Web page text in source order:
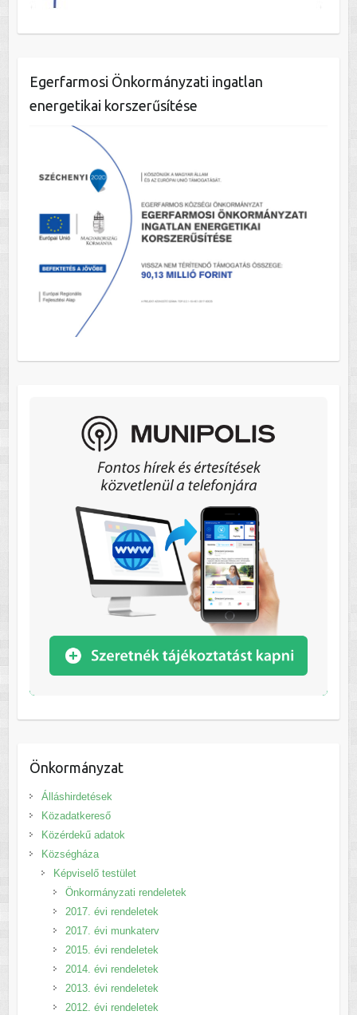
Egerfarmosi Önkormányzati ingatlan
energetikai korszerűsítése
Önkormányzat
Álláshirdetések
Közadatkereső
Közérdekű adatok
Községháza
Képviselő testület
Önkormányzati rendeletek
2017. évi rendeletek
2017. évi munkaterv
2015. évi rendeletek
2014. évi rendeletek
2013. évi rendeletek
2012. évi rendeletek